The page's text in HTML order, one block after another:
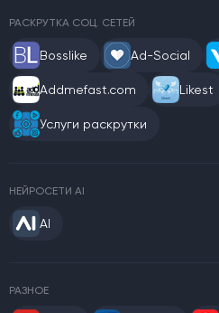
РАСКРУТКА СОЦ. СЕТЕЙ
Bosslike Ad-Social
Addmefast.com Likest
Услуги раскрутки
НЕЙРОСЕТИ AI
AI
РАЗНОЕ